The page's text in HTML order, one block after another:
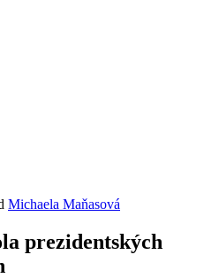
Michaela Maňasová
prezidentských